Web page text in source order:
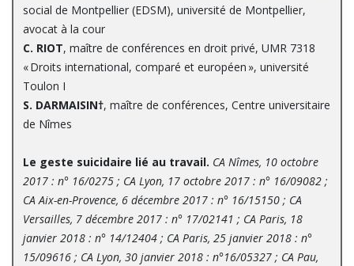
social de Montpellier (EDSM), université de Montpellier,
avocat à la cour
C. RIOT, maître de conférences en droit privé, UMR 7318
« Droits international, comparé et européen », université
Toulon I
S. DARMAISIN†, maître de conférences, Centre universitaire
de Nîmes
Le geste suicidaire lié au travail. CA Nîmes, 10 octobre
2017 : n° 16/0275 ; CA Lyon, 17 octobre 2017 : n° 16/09082 ;
CA Aix-en-Provence, 6 décembre 2017 : n° 16/15150 ; CA
Versailles, 7 décembre 2017 : n° 17/02141 ; CA Paris, 18
janvier 2018 : n° 14/12404 ; CA Paris, 25 janvier 2018 : n°
15/09616 ; CA Lyon, 30 janvier 2018 : n°16/05327 ; CA Pau,